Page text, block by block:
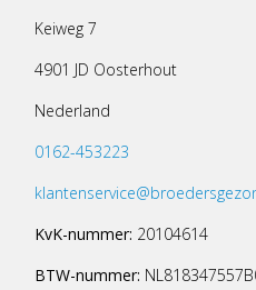
Keiweg 7
4901 JD Oosterhout
Nederland
0162-453223
KvK-nummer: 20104614
BTW-nummer: